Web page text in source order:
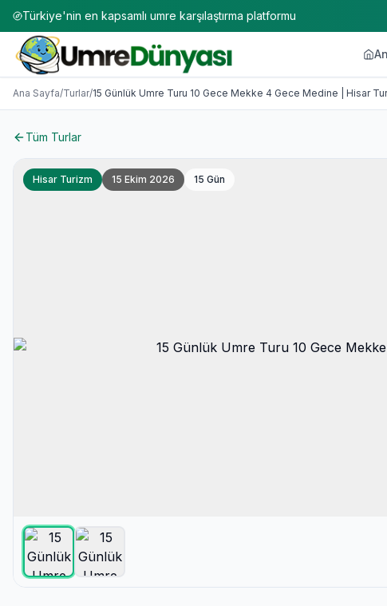
Türkiye'nin en kapsamlı umre karşılaştırma platformu
Umre Turları 2026-2027 | 50+ Firma Karşılaştırması
15 Günlük Umre Turu 10 Gece Mekke 4 Gece Medine | Hisar
Ana Sayfa/Turlar/15 Günlük Umre Turu 10 Gece Mekke 4 Gece Medine | Hisar
Tüm Turlar
Hisar Turizm 15 Ekim 2026 15 Gün